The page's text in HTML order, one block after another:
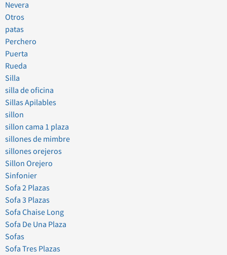
Nevera
Otros
patas
Perchero
Puerta
Rueda
Silla
silla de oficina
Sillas Apilables
sillon
sillon cama 1 plaza
sillones de mimbre
sillones orejeros
Sillon Orejero
Sinfonier
Sofa 2 Plazas
Sofa 3 Plazas
Sofa Chaise Long
Sofa De Una Plaza
Sofas
Sofa Tres Plazas